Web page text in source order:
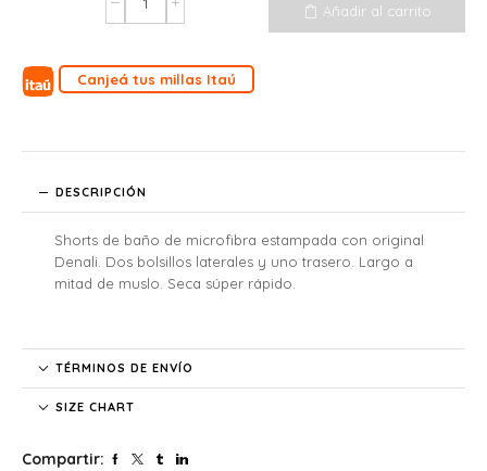
Añadir al carrito
Canjeá tus millas Itaú
DESCRIPCIÓN
Shorts de baño de microfibra estampada con original
Denali. Dos bolsillos laterales y uno trasero. Largo a
mitad de muslo. Seca súper rápido.
TÉRMINOS DE ENVÍO
SIZE CHART
Compartir: